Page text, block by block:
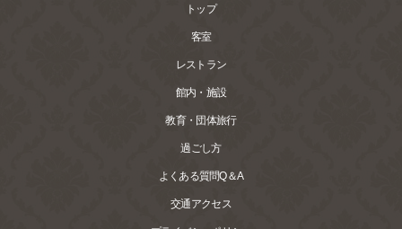
トップ
客室
レストラン
館内・施設
教育・団体旅行
過ごし方
よくある質問Q＆A
交通アクセス